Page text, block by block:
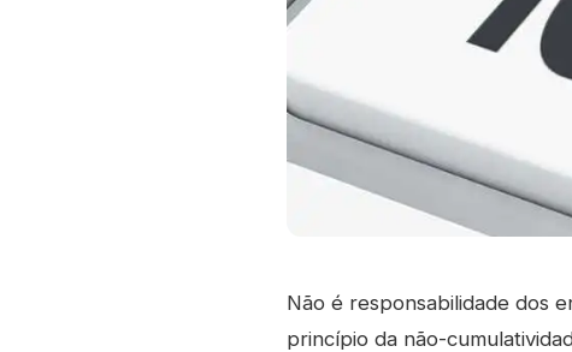
Não é responsabilidade dos
princípio da não-